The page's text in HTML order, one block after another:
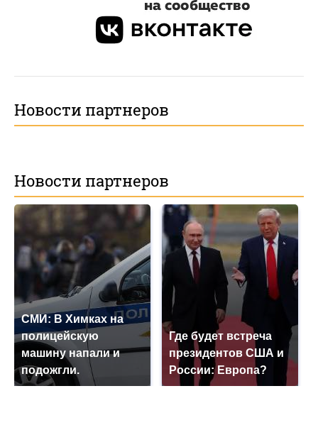
Новости партнеров
Новости партнеров
СМИ: В Химках на
полицейскую
машину напали и
подожгли.
Где будет встреча
президентов США и
России: Европа?